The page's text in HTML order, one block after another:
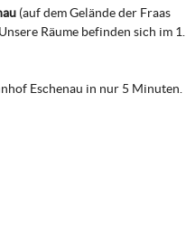
(auf dem Gelände der Fraas
Räume befinden sich im 1.
Eschenau in nur 5 Minuten.